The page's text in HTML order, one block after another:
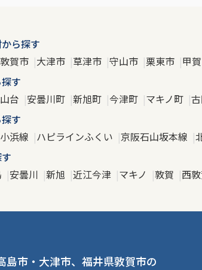
ら探す
敦賀市 大津市 草津市 守山市 栗東市 甲
す
台 安曇川町 新旭町 今津町 マキノ町
す
小浜線 ハピラインふくい 京阪石山坂本線
安曇川 新旭 近江今津 マキノ 敦賀 西
島市・大津市、福井県敦賀市の